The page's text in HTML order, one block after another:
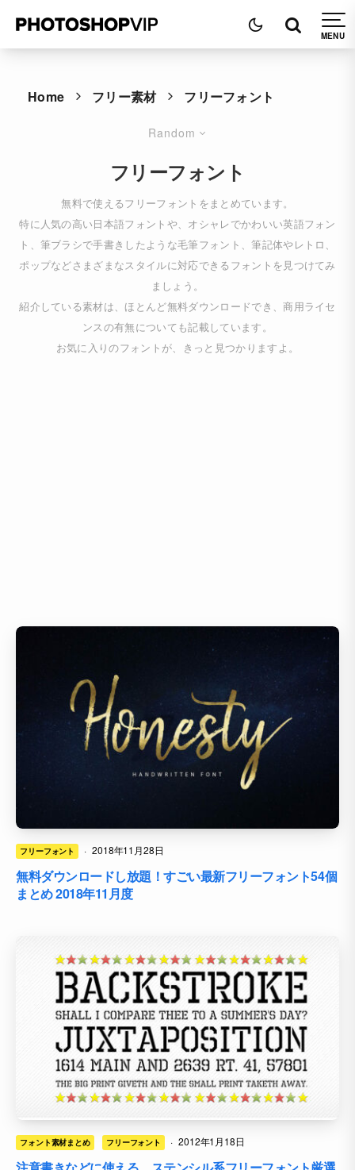
Home フリー素材 フリーフォント
Random
フリーフォント
無料で使えるフリーフォントをまとめています。
特に人気の高い日本語フォントや、オシャレでかわいい英語フォン
ト、筆ブラシで手書きしたような毛筆フォント、筆記体やレトロ、
ポップなどさまざまなスタイルに対応できるフォントを見つけてみ
ましょう。
紹介している素材は、ほとんど無料ダウンロードでき、商用ライセ
ンスの有無についても記載しています。
お気に入りのフォントが、きっと見つかりますよ。
フリーフォント · 2018年11月28日
無料ダウンロードし放題！すごい最新フリーフォント54個
まとめ 2018年11月度
フォント素材まとめ フリーフォント · 2012年1月18日